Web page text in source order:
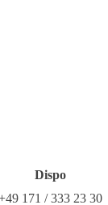
Dispo
171 / 333 23 30